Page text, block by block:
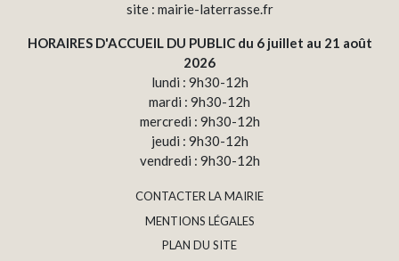
site : mairie-laterrasse.fr
HORAIRES D'ACCUEIL DU PUBLIC du 6 juillet au 21 août
2026
lundi : 9h30-12h
mardi : 9h30-12h
mercredi : 9h30-12h
jeudi : 9h30-12h
vendredi : 9h30-12h
CONTACTER LA MAIRIE
MENTIONS LÉGALES
PLAN DU SITE